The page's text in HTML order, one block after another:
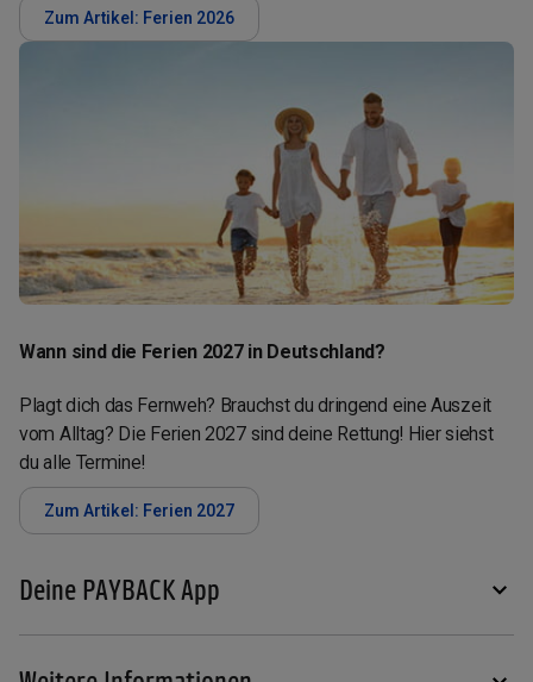
Zum Artikel: Ferien 2026
Wann sind die Ferien 2027 in Deutschland?
Plagt dich das Fernweh? Brauchst du dringend eine Auszeit
vom Alltag? Die Ferien 2027 sind deine Rettung! Hier siehst
du alle Termine!
Zum Artikel: Ferien 2027
Deine PAYBACK App